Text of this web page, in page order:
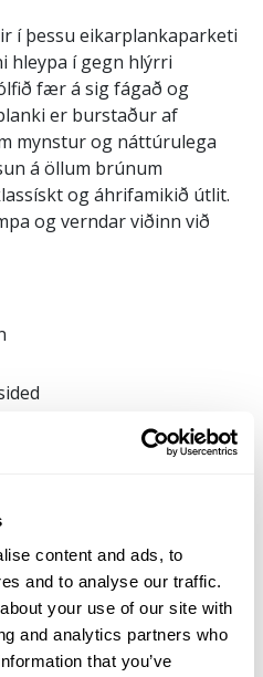
content and ads, to
and to analyse our traffic.
your use of our site with
and analytics partners who
that you’ve
í þessu eikarplankaparketi
hleypa í gegn hlýrri
fær á sig fágað og
er burstaður af
mynstur og náttúrulega
á öllum brúnum
og áhrifamikið útlit.
og verndar viðinn við